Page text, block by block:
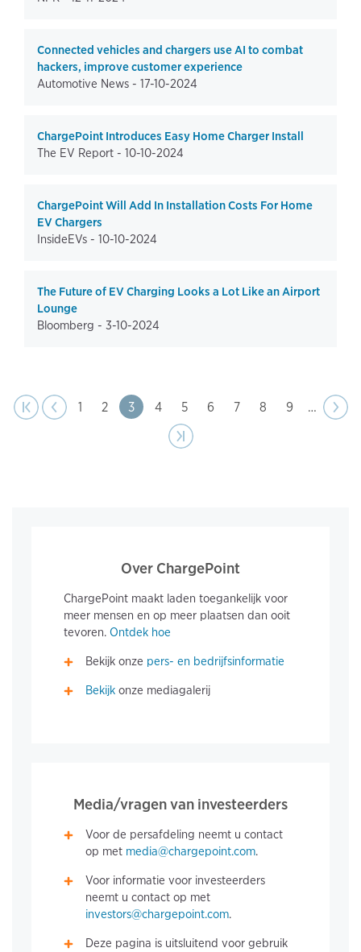
Connected vehicles and chargers use AI to combat
hackers, improve customer experience
Automotive News - 17-10-2024
ChargePoint Introduces Easy Home Charger Install
The EV Report - 10-10-2024
ChargePoint Will Add In Installation Costs For Home
EV Chargers
InsideEVs - 10-10-2024
The Future of EV Charging Looks a Lot Like an Airport
Lounge
Bloomberg - 3-10-2024
Pagination
|‹
Previous
‹‹
Page
1 Page
2 Page
3 Page
4 Page
5 Page
6 Page
7 Page
8 Page
9 …
Next
››
Last page
›|
Over ChargePoint
ChargePoint maakt laden toegankelijk voor
meer mensen en op meer plaatsen dan ooit
tevoren. Ontdek hoe
Bekijk onze pers- en bedrijfsinformatie
Bekijk onze mediagalerij
Media/vragen van investeerders
Voor de persafdeling neemt u contact
op met media@chargepoint.com.
Voor informatie voor investeerders
neemt u contact op met
investors@chargepoint.com.
Deze pagina is uitsluitend voor gebruik